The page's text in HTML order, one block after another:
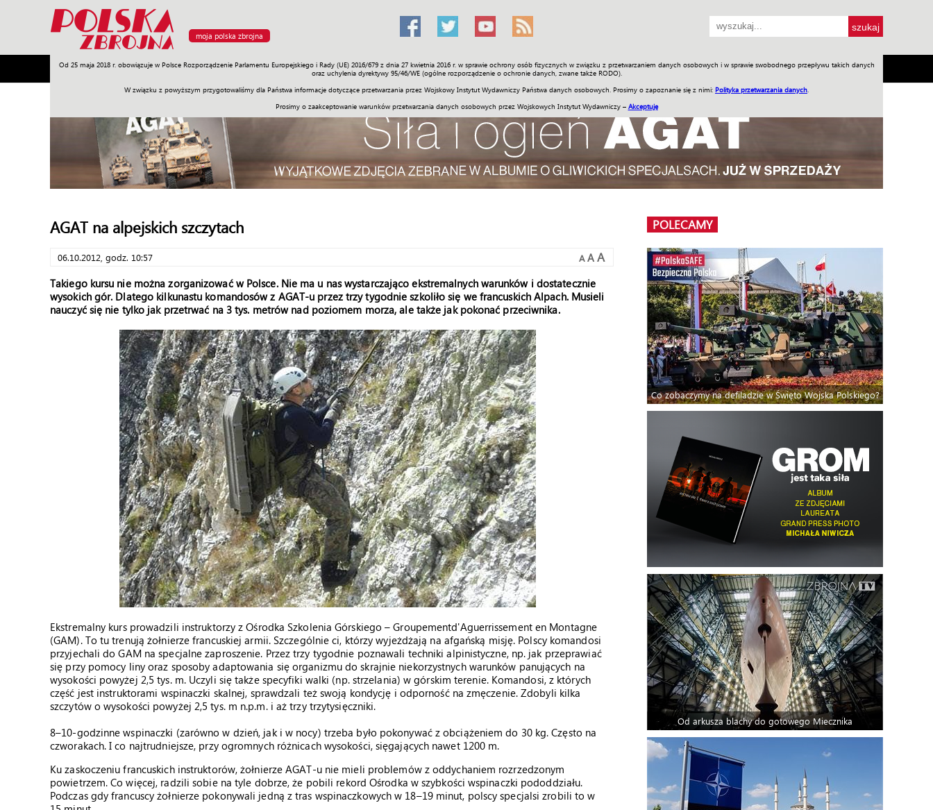
moja polska zbrojna
Od 25 maja 2018 r. obowiązuje w Polsce Rozporządzenie Parlamentu Europejskiego i Rady (UE) 2016/679 z dnia 27 kwietnia 2016 r. w sprawie ochrony osób fizycznych w związku z przetwarzaniem danych osobowych i w sprawie swobodnego przepływu takich danych
oraz uchylenia dyrektywy 95/46/WE (ogólne rozporządzenie o ochronie danych, zwane także RODO).
W związku z powyższym przygotowaliśmy dla Państwa informacje dotyczące przetwarzania przez Wojskowy Instytut Wydawniczy Państwa danych osobowych. Prosimy o zapoznanie się z nimi: Polityka przetwarzania danych
Prosimy o zaakceptowanie warunków przetwarzania danych osobowych przez Wojskowych Instytut Wydawniczy – Akceptuję
Armia Poligon Sprzęt Misje Polityka Prawo Świat Społeczność Sport Historia Galerie Wideo ENGLISH SKLEP Jednodniówki Praca w WIW
AGAT na alpejskich szczytach
06.10.2012, godz. 10:57 A A A
Takiego kursu nie można zorganizować w Polsce. Nie ma u nas wystarczająco ekstremalnych warunków i dostatecznie
wysokich gór. Dlatego kilkunastu komandosów z AGAT-u przez trzy tygodnie szkoliło się we francuskich Alpach. Musieli
nauczyć się nie tylko jak przetrwać na 3 tys. metrów nad poziomem morza, ale także jak pokonać przeciwnika.
Ekstremalny kurs prowadzili instruktorzy z Ośrodka Szkolenia Górskiego – Groupementd'Aguerrissement en Montagne
(GAM). To tu trenują żołnierze francuskiej armii. Szczególnie ci, którzy wyjeżdżają na afgańską misję. Polscy komandosi
przyjechali do GAM na specjalne zaproszenie. Przez trzy tygodnie poznawali techniki alpinistyczne, np. jak przeprawiać
się przy pomocy liny oraz sposoby adaptowania się organizmu do skrajnie niekorzystnych warunków panujących na
wysokości powyżej 2,5 tys. m. Uczyli się także specyfiki walki (np. strzelania) w górskim terenie. Komandosi, z których
część jest instruktorami wspinaczki skalnej, sprawdzali też swoją kondycję i odporność na zmęczenie. Zdobyli kilka
szczytów o wysokości powyżej 2,5 tys. m n.p.m. i aż trzy trzytysięczniki.
8–10-godzinne wspinaczki (zarówno w dzień, jak i w nocy) trzeba było pokonywać z obciążeniem do 30 kg. Często na
czworakach. I co najtrudniejsze, przy ogromnych różnicach wysokości, sięgających nawet 1200 m.
Ku zaskoczeniu francuskich instruktorów, żołnierze AGAT-u nie mieli problemów z oddychaniem rozrzedzonym
powietrzem. Co więcej, radzili sobie na tyle dobrze, że pobili rekord Ośrodka w szybkości wspinaczki pododdziału.
Podczas gdy francuscy żołnierze pokonywali jedną z tras wspinaczkowych w 18–19 minut, polscy specjalsi zrobili to w
POLECAMY
Co zobaczymy na defiladzie w Święto Wojska Polskiego?
Od arkusza blachy do gotowego Miecznika